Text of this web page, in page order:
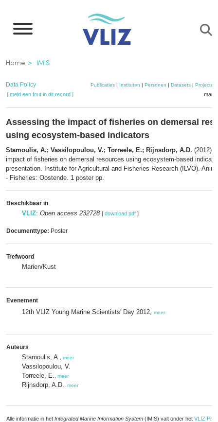
naar
inhoud
gaan
Kruimelpad
Home IMIS
Data Policy Publicaties| Instituten | Personen | Datasets| Projecten
[ meld een fout in dit record ]
Assessing the impact of fisheries on demersal
using ecosystem-based indicators
Stamoulis, A.; Vassilopoulou, V.; Torreele, E.; Rijnsdorp, A.D. (2012).
impact of fisheries on demersal resources using ecosystem-based
presentation. Institute for Agricultural and Fisheries Research (ILVO).
- Fisheries: Oostende. 1 poster pp.
Beschikbaar in
VLIZ: Open access 232728 [ download pdf ]
Documenttype: Poster
Trefwoord
Marien/Kust
Evenement
12th VLIZ Young Marine Scientists' Day 2012, meer
Auteurs
Stamoulis, A. meer
Vassilopoulou, V.
Torreele, E.
meer
Rijnsdorp, A.D. meer
Alle informatie in het Integrated Marine Information System (IMIS) valt onder het VLIZ